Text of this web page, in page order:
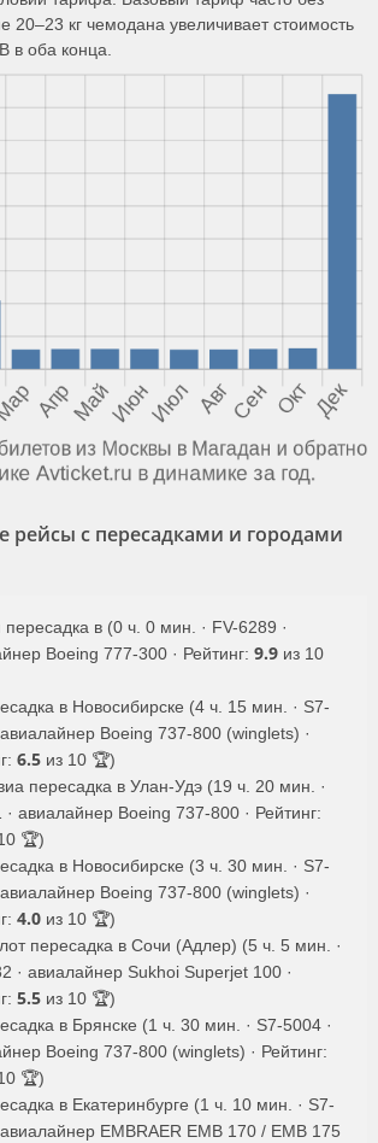
20–23 кг чемодана увеличивает стоимость
в оба конца.
с пересадками и городами
пересадка в (0 ч. 0 мин. · FV-6289 ·
Boeing 777-300 · Рейтинг: 9.9 из 10
в Новосибирске (4 ч. 15 мин. · S7-
Boeing 737-800 (winglets) ·
6.5 из 10 🏆)
пересадка в Улан-Удэ (19 ч. 20 мин. ·
· авиалайнер Boeing 737-800 · Рейтинг:
🏆)
в Новосибирске (3 ч. 30 мин. · S7-
Boeing 737-800 (winglets) ·
4.0 из 10 🏆)
пересадка в Сочи (Адлер) (5 ч. 5 мин. ·
· авиалайнер Sukhoi Superjet 100 ·
5.5 из 10 🏆)
в Брянске (1 ч. 30 мин. · S7-5004 ·
Boeing 737-800 (winglets) · Рейтинг:
🏆)
в Екатеринбурге (1 ч. 10 мин. · S7-
EMBRAER EMB 170 / EMB 175